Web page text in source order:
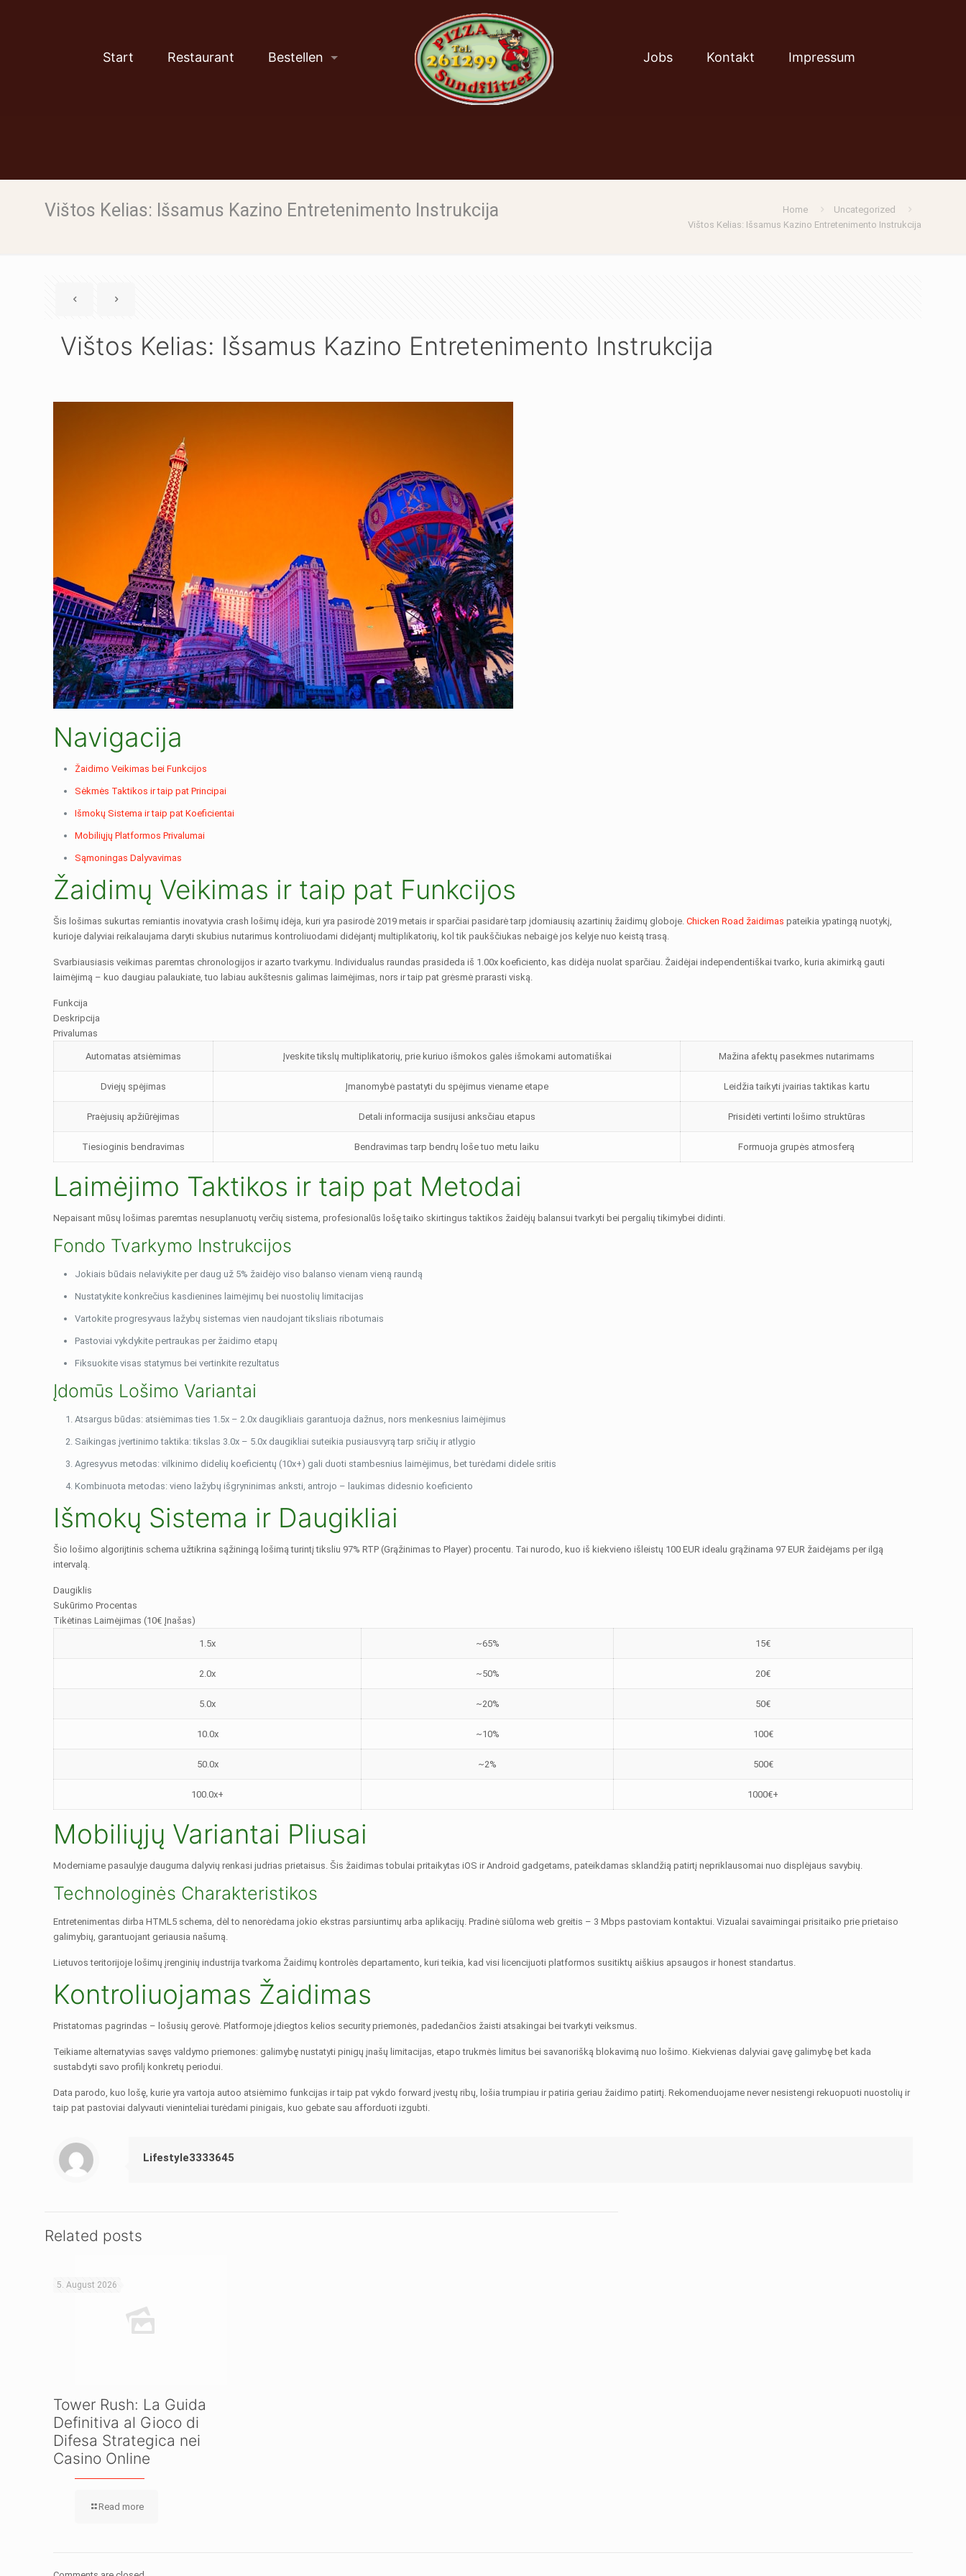
Start Restaurant Bestellen Jobs Kontakt Impressum
Vištos Kelias: Išsamus Kazino Entretenimento Instrukcija Home
Uncategorized
Vištos Kelias: Išsamus Kazino Entretenimento Instrukcija
Vištos Kelias: Išsamus Kazino Entretenimento Instrukcija
Navigacija
Žaidimo Veikimas bei Funkcijos
Sėkmės Taktikos ir taip pat Principai
Išmokų Sistema ir taip pat Koeficientai
Mobiliųjų Platformos Privalumai
Sąmoningas Dalyvavimas
Žaidimų Veikimas ir taip pat Funkcijos
Šis lošimas sukurtas remiantis inovatyvia crash lošimų idėja, kuri yra pasirodė 2019 metais ir sparčiai pasidarė tarp įdomiausių azartinių žaidimų globoje.Chicken Road žaidimas pateikia ypatingą nuotykį,
kurioje dalyviai reikalaujama daryti skubius nutarimus kontroliuodami didėjantį multiplikatorių, kol tik paukščiukas nebaigė jos kelyje nuo keistą trasą.
Svarbiausiasis veikimas paremtas chronologijos ir azarto tvarkymu. Individualus raundas prasideda iš 1.00x koeficiento, kas didėja nuolat sparčiau. Žaidėjai independentiškai tvarko, kuria akimirką gauti
laimėjimą – kuo daugiau palaukiate, tuo labiau aukštesnis galimas laimėjimas, nors ir taip pat grėsmė prarasti viską.
Funkcija
Deskripcija
Privalumas
Automatas atsiėmimas Įveskite tikslų multiplikatorių, prie kuriuo išmokos galės išmokami automatiškai Mažina afektų pasekmes nutarimams
Dviejų spėjimas Įmanomybė pastatyti du spėjimus viename etape Leidžia taikyti įvairias taktikas kartu
Praėjusių apžiūrėjimas Detali informacija susijusi anksčiau etapus Prisidėti vertinti lošimo struktūras
Tiesioginis bendravimas Bendravimas tarp bendrų loše tuo metu laiku Formuoja grupės atmosferą
Laimėjimo Taktikos ir taip pat Metodai
Nepaisant mūsų lošimas paremtas nesuplanuotų verčių sistema, profesionalūs lošę taiko skirtingus taktikos žaidėjų balansui tvarkyti bei pergalių tikimybei didinti.
Fondo Tvarkymo Instrukcijos
Jokiais būdais nelaviykite per daug už 5% žaidėjo viso balanso vienam vieną raundą
Nustatykite konkrečius kasdienines laimėjimų bei nuostolių limitacijas
Vartokite progresyvaus lažybų sistemas vien naudojant tiksliais ribotumais
Pastoviai vykdykite pertraukas per žaidimo etapų
Fiksuokite visas statymus bei vertinkite rezultatus
Įdomūs Lošimo Variantai
Atsargus būdas: atsiėmimas ties 1.5x – 2.0x daugikliais garantuoja dažnus, nors menkesnius laimėjimus
Saikingas įvertinimo taktika: tikslas 3.0x – 5.0x daugikliai suteikia pusiausvyrą tarp sričių ir atlygio
Agresyvus metodas: vilkinimo didelių koeficientų (10x+) gali duoti stambesnius laimėjimus, bet turėdami didele sritis
Kombinuota metodas: vieno lažybų išgryninimas anksti, antrojo – laukimas didesnio koeficiento
Išmokų Sistema ir Daugikliai
Šio lošimo algorijtinis schema užtikrina sąžiningą lošimą turintį tiksliu 97% RTP (Grąžinimas to Player) procentu. Tai nurodo, kuo iš kiekvieno išleistų 100 EUR idealu grąžinama 97 EUR žaidėjams per ilgą
intervalą.
Daugiklis
Sukūrimo Procentas
Tikėtinas Laimėjimas (10€ Įnašas)
1.5x ~65% 15€
2.0x ~50% 20€
5.0x ~20% 50€
10.0x ~10% 100€
50.0x ~2% 500€
100.0x+ 1000€+
Mobiliųjų Variantai Pliusai
Moderniame pasaulyje dauguma dalyvių renkasi judrias prietaisus. Šis žaidimas tobulai pritaikytas iOS ir Android gadgetams, pateikdamas sklandžią patirtį nepriklausomai nuo displėjaus savybių.
Technologinės Charakteristikos
Entretenimentas dirba HTML5 schema, dėl to nenorėdama jokio ekstras parsiuntimų arba aplikacijų. Pradinė siūloma web greitis – 3 Mbps pastoviam kontaktui. Vizualai savaimingai prisitaiko prie prietaiso
galimybių, garantuojant geriausia našumą.
Lietuvos teritorijoje lošimų įrenginių industrija tvarkoma Žaidimų kontrolės departamento, kuri teikia, kad visi licencijuoti platformos susitiktų aiškius apsaugos ir honest standartus.
Kontroliuojamas Žaidimas
Pristatomas pagrindas – lošusių gerovė. Platformoje įdiegtos kelios security priemonės, padedančios žaisti atsakingai bei tvarkyti veiksmus.
Teikiame alternatyvias savęs valdymo priemones: galimybę nustatyti pinigų įnašų limitacijas, etapo trukmės limitus bei savanorišką blokavimą nuo lošimo. Kiekvienas dalyviai gavę galimybę bet kada
sustabdyti savo profilį konkretų periodui.
Data parodo, kuo lošę, kurie yra vartoja autoo atsiėmimo funkcijas ir taip pat vykdo forward įvestų ribų, lošia trumpiau ir patiria geriau žaidimo patirtį. Rekomenduojame never nesistengi rekuopuoti nuostolių ir
taip pat pastoviai dalyvauti vieninteliai turėdami pinigais, kuo gebate sau afforduoti izgubti.
Lifestyle3333645
Related posts
5. August 2026
Tower Rush: La Guida
Definitiva al Gioco di
Difesa Strategica nei
Casino Online
Read more